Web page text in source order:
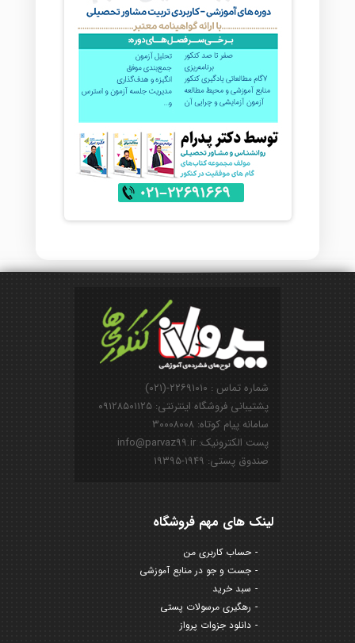
شماره تماس : ۲۲۶۹۱۰۱۰-(۰۲۱)
پشتیبانی فروشگاه اینترنتی: ۰۹۱۲۸۵۰۱۱۲۵
سامانه پیام کوتاه: ۳۰۰۰۸۰۰۸
پست الکترونیک: info@parvaz99.ir
صندوق پستی: ۱۹۴۹-۱۹۳۹۵
لینک های مهم فروشگاه
حساب کاربری من
جست و جو در منابع آموزشی
سبد خرید
رهگیری مرسولات پستی
دانلود جزوات پرواز